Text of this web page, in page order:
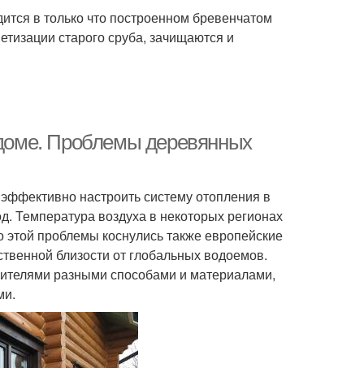
в только что построенном бревенчатом
старого сруба, зачищаются и
Проблемы деревянных
настроить систему отопления в
Температура воздуха в некоторых регионах
проблемы коснулись также европейские
близости от глобальных водоемов.
разными способами и материалами,